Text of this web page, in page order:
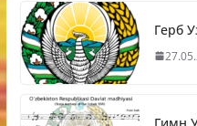
Герб